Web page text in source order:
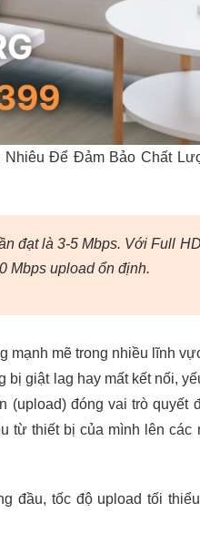
Nhiêu Để Đảm Bảo Chất
đạt là 3-5 Mbps. Với Full
Mbps upload ổn định.
mạnh mẽ trong nhiều lĩnh
giật lag hay mất kết nối,
(upload) đóng vai trò quyết
từ thiết bị của mình lên các
đầu, tốc độ upload tối